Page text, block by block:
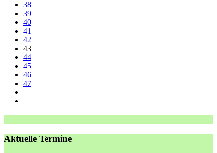
38
39
40
41
42
43
44
45
46
47
Aktuelle Termine